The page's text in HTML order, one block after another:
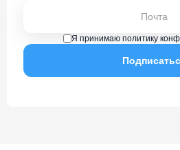
Я принимаю политику